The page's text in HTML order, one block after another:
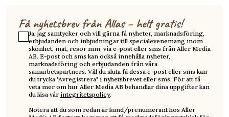
Få nyhetsbrev från Allas – helt gratis!
Ja, jag samtycker och vill gärna få nyheter, marknadsföring,
erbjudanden och inbjudningar till specialevenemang inom
skönhet, mat, resor mm. via e-post eller sms från Aller Media
AB. E-post och sms kan också innehålla nyheter,
marknadsföring och erbjudanden från våra
samarbetspartners. Vill du sluta få dessa e-post eller sms kan
du trycka "Avregistrera" i nyhetsbrevet eller sms. För att få
veta mer om hur Aller Media AB behandlar dina uppgifter kan
du läsa vår integritetspolicy.
Notera att du som redan är kund/prenumerant hos Aller